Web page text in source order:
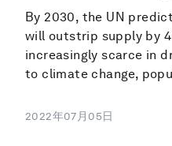
By 2030, the UN
will outstrip supply by
increasingly scarce in
to climate change,
2022年07月05日